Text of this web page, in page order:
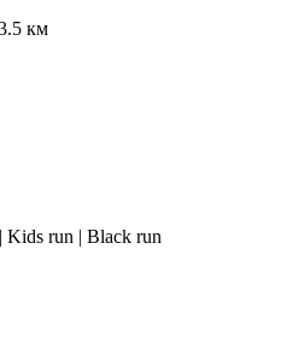
км
run | Black run